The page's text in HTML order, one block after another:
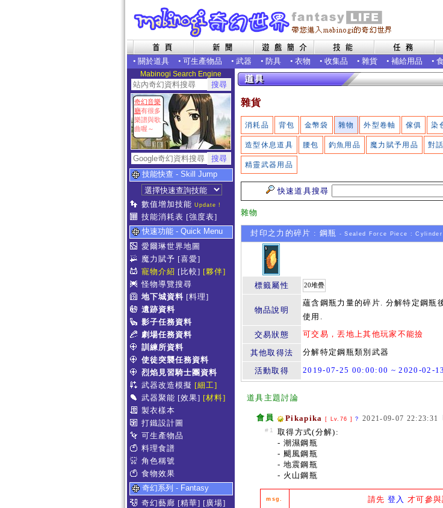
• 關於道具 • 可生產物品 • 武器 • 防具 • 衣物 • 收集品 • 雜貨 • 補給用品 •
Mabinogi Search Engine
奇幻音樂
廳有很多
樂譜與歌
曲喔～
技能快查 - Skill Jump
數值增加技能 Update !
技能消耗表 [強度表]
快速功能 - Quick Menu
愛爾琳世界地圖
魔力賦予 [喜愛]
寵物介紹 [比較] [夥伴]
怪物導覽搜尋
地下城資料 [料理]
遺跡資料
影子任務資料
劇場任務資料
訓練所資料
使徒突襲任務資料
烈焰見習騎士團資料
武器改造模擬 [細工]
武器聚能 [效果] [材料]
製衣樣本
打鐵設計圖
可生產物品
料理食譜
角色稱號
食物效果
奇幻系列 - Fantasy
奇幻藝廊 [精華] [廣場]
雜貨
消耗品 背包 金幣袋 雜物 外型卷軸 傢俱 染
造型休息道具 腰包 釣魚用品 魔力賦予用品 對
精靈武器用品
快速道具搜尋
雜物
封印之力的碎片 : 鋼瓶 - Sealed Force Piece : Cylinder
標籤屬性 20堆疊
物品說明
蘊含鋼瓶力量的碎片. 分解特定鋼瓶
使用.
交易狀態
可交易，丟地上其他玩家不能撿
其他取得法 分解特定鋼瓶類別武器
活動取得 2019-07-25 00:00:00 ~ 2020-02-
道具主題討論
會員 Pikapika [ Lv.76 ]? 2021-09-07 22:23:31
#1
取得方式(分解):
- 潮濕鋼瓶
- 颶風鋼瓶
- 地震鋼瓶
- 火山鋼瓶
msg. 請先 登入 才可參與